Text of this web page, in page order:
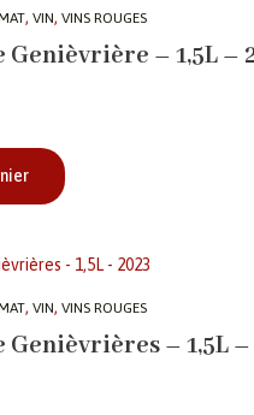
, VIN, VINS ROUGES
– 1,5L –
, VIN, VINS ROUGES
– 1,5L –